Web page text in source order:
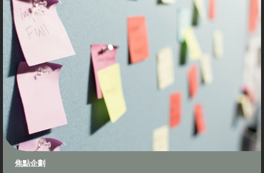
焦點企劃